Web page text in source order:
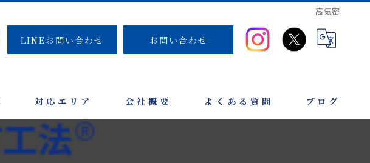
高気密
LINEお問い合わせ お問い合わせ
対応エリア 会社概要 よくある質問 ブログ